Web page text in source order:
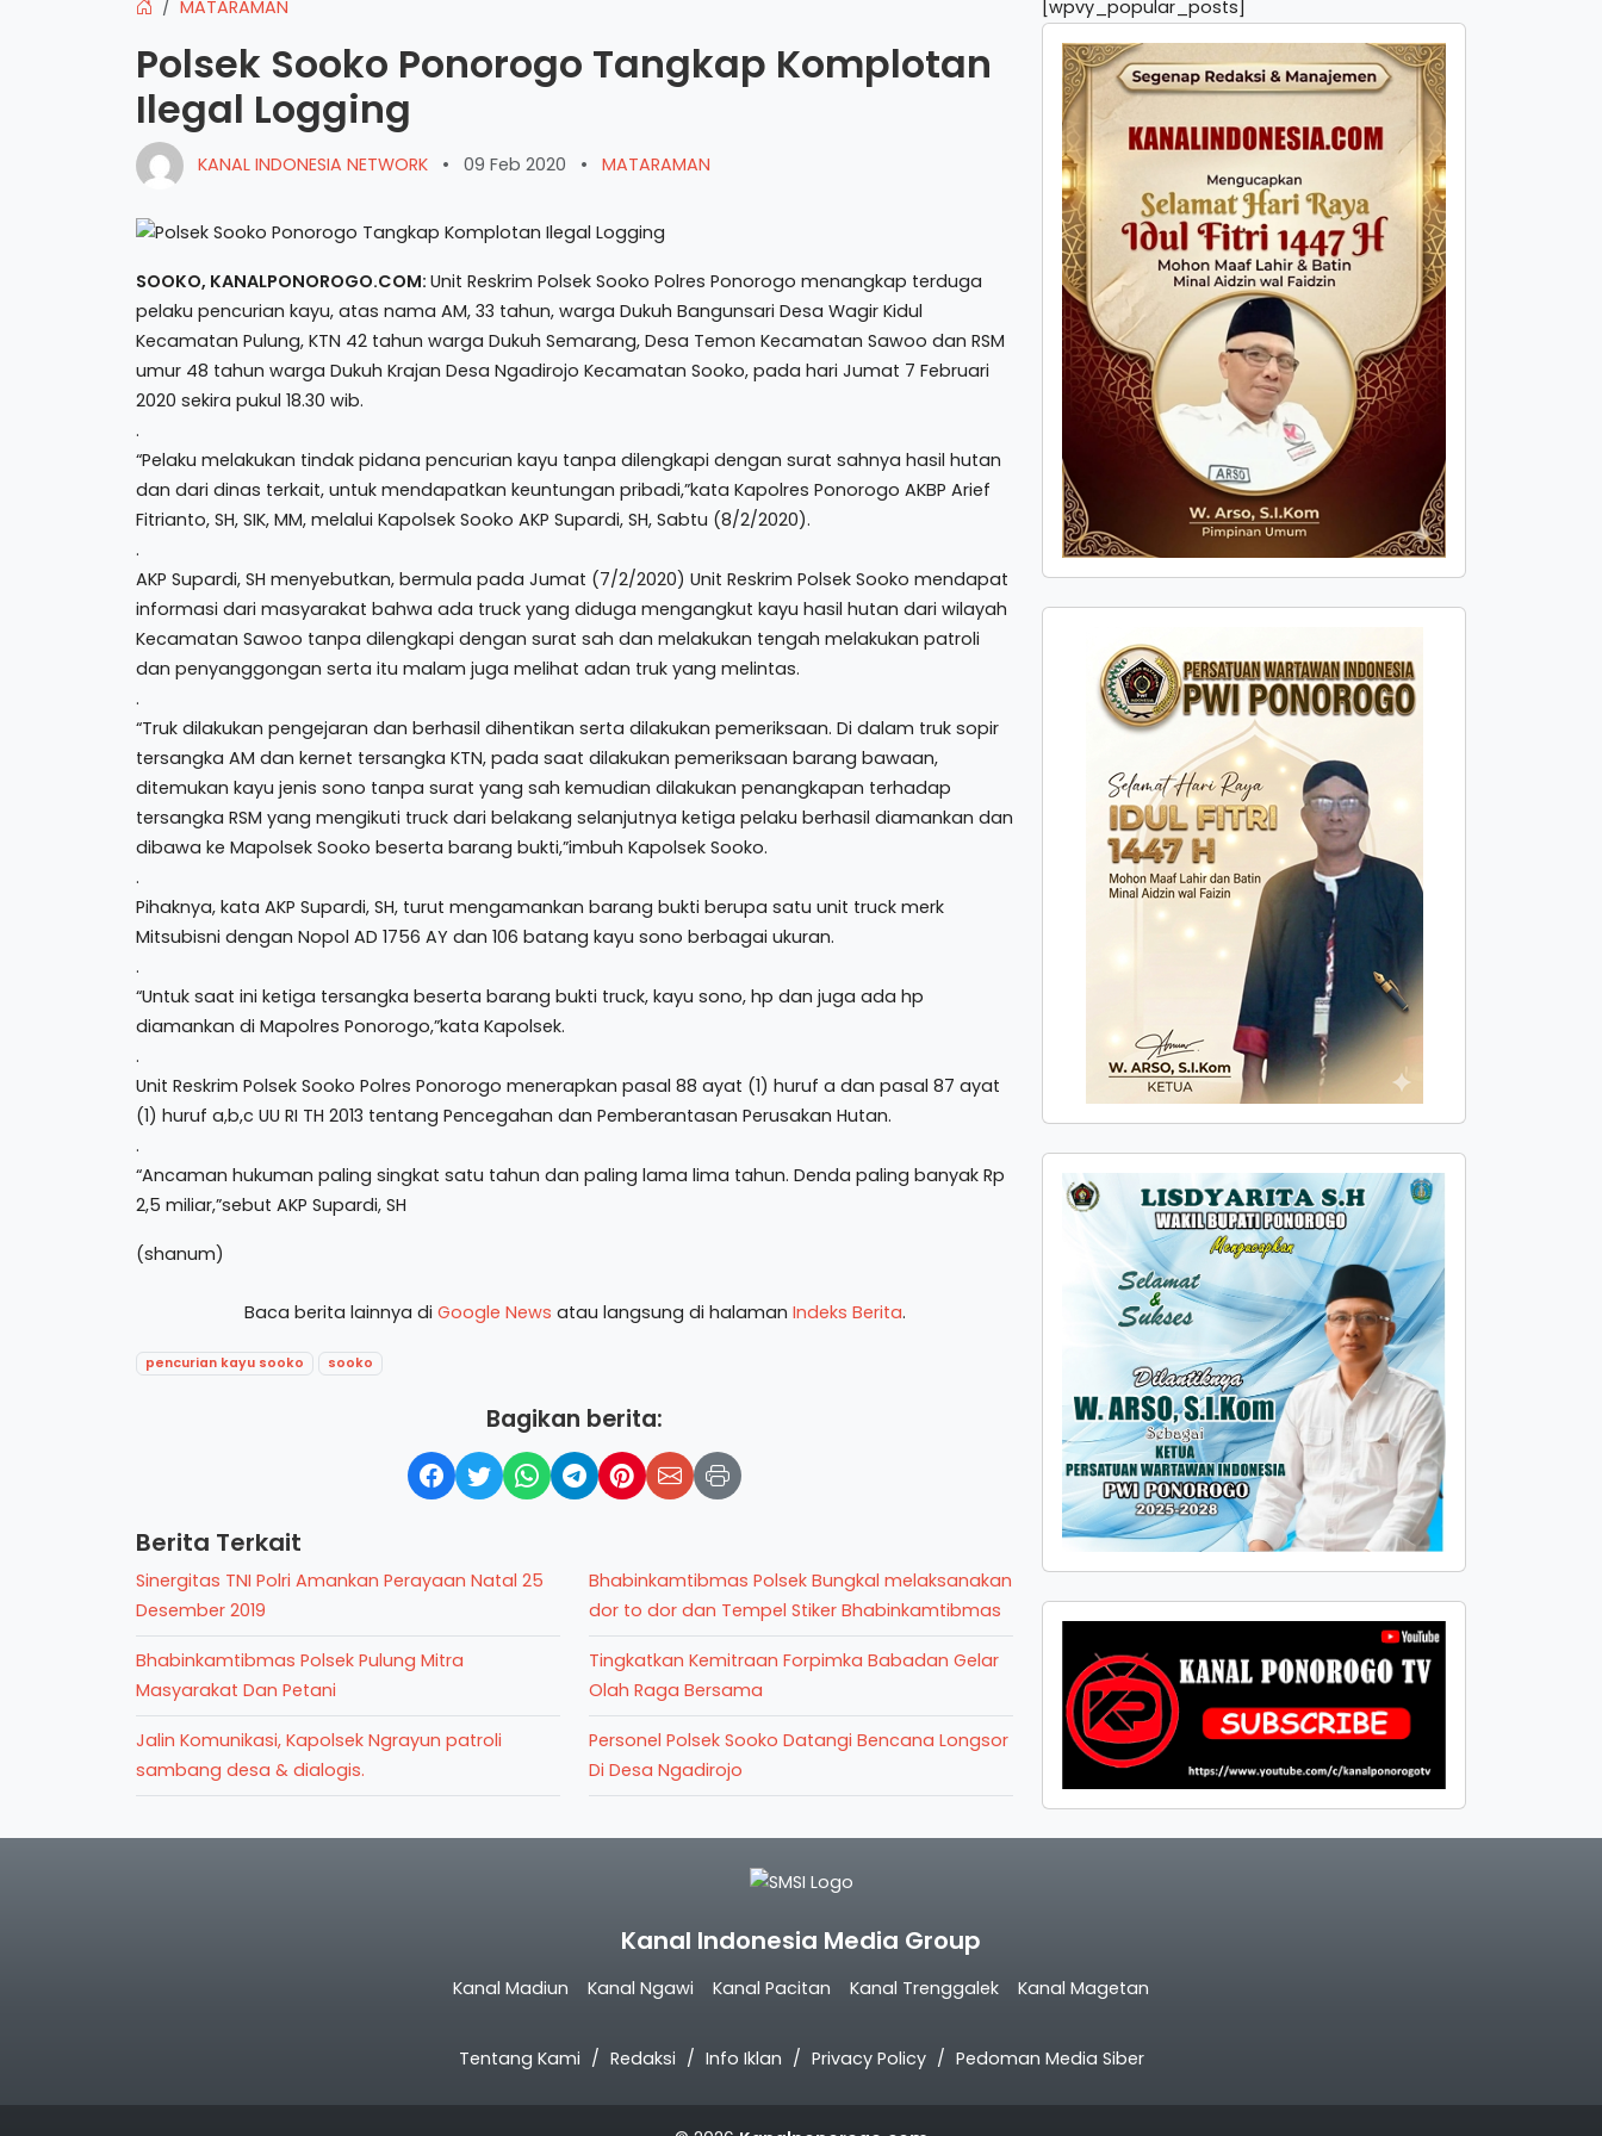
MATARAMAN
Polsek Sooko Ponorogo Tangkap Komplotan
Ilegal Logging
KANAL INDONESIA NETWORK • 09 Feb 2020 • MATARAMAN
SOOKO, KANALPONOROGO.COM: Unit Reskrim Polsek Sooko Polres Ponorogo menangkap terduga
pelaku pencurian kayu, atas nama AM, 33 tahun, warga Dukuh Bangunsari Desa Wagir Kidul
Kecamatan Pulung, KTN 42 tahun warga Dukuh Semarang, Desa Temon Kecamatan Sawoo dan RSM
umur 48 tahun warga Dukuh Krajan Desa Ngadirojo Kecamatan Sooko, pada hari Jumat 7 Februari
2020 sekira pukul 18.30 wib.
.
“Pelaku melakukan tindak pidana pencurian kayu tanpa dilengkapi dengan surat sahnya hasil hutan
dan dari dinas terkait, untuk mendapatkan keuntungan pribadi,”kata Kapolres Ponorogo AKBP Arief
Fitrianto, SH, SIK, MM, melalui Kapolsek Sooko AKP Supardi, SH, Sabtu (8/2/2020).
.
AKP Supardi, SH menyebutkan, bermula pada Jumat (7/2/2020) Unit Reskrim Polsek Sooko mendapat
informasi dari masyarakat bahwa ada truck yang diduga mengangkut kayu hasil hutan dari wilayah
Kecamatan Sawoo tanpa dilengkapi dengan surat sah dan melakukan tengah melakukan patroli
dan penyanggongan serta itu malam juga melihat adan truk yang melintas.
.
“Truk dilakukan pengejaran dan berhasil dihentikan serta dilakukan pemeriksaan. Di dalam truk sopir
tersangka AM dan kernet tersangka KTN, pada saat dilakukan pemeriksaan barang bawaan,
ditemukan kayu jenis sono tanpa surat yang sah kemudian dilakukan penangkapan terhadap
tersangka RSM yang mengikuti truck dari belakang selanjutnya ketiga pelaku berhasil diamankan dan
dibawa ke Mapolsek Sooko beserta barang bukti,”imbuh Kapolsek Sooko.
.
Pihaknya, kata AKP Supardi, SH, turut mengamankan barang bukti berupa satu unit truck merk
Mitsubisni dengan Nopol AD 1756 AY dan 106 batang kayu sono berbagai ukuran.
.
“Untuk saat ini ketiga tersangka beserta barang bukti truck, kayu sono, hp dan juga ada hp
diamankan di Mapolres Ponorogo,”kata Kapolsek.
.
Unit Reskrim Polsek Sooko Polres Ponorogo menerapkan pasal 88 ayat (1) huruf a dan pasal 87 ayat
(1) huruf a,b,c UU RI TH 2013 tentang Pencegahan dan Pemberantasan Perusakan Hutan.
.
“Ancaman hukuman paling singkat satu tahun dan paling lama lima tahun. Denda paling banyak Rp
2,5 miliar,”sebut AKP Supardi, SH
(shanum)
Baca berita lainnya di Google News atau langsung di halaman Indeks Berita.
pencurian kayu sooko sooko
Bagikan berita:
Berita Terkait
Sinergitas TNI Polri Amankan Perayaan Natal 25
Desember 2019
Bhabinkamtibmas Polsek Pulung Mitra
Masyarakat Dan Petani
Jalin Komunikasi, Kapolsek Ngrayun patroli
sambang desa & dialogis.
Bhabinkamtibmas Polsek Bungkal melaksanakan
dor to dor dan Tempel Stiker Bhabinkamtibmas
Tingkatkan Kemitraan Forpimka Babadan Gelar
Olah Raga Bersama
Personel Polsek Sooko Datangi Bencana Longsor
Di Desa Ngadirojo
[wpvy_popular_posts]
Kanal Indonesia Media Group
Kanal Madiun Kanal Ngawi Kanal Pacitan Kanal Trenggalek Kanal Magetan
Tentang Kami Redaksi Info Iklan Privacy Policy Pedoman Media Siber